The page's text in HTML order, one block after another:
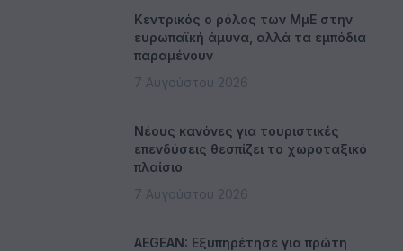
Κεντρικός ο ρόλος των ΜμΕ στην
ευρωπαϊκή άμυνα, αλλά τα εμπόδια
παραμένουν
7 Αυγούστου 2026
Νέους κανόνες για τουριστικές
επενδύσεις θεσπίζει το χωροταξικό
πλαίσιο
7 Αυγούστου 2026
AEGEAN: Εξυπηρέτησε για πρώτη